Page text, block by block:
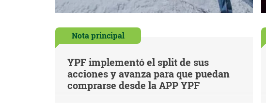
Nota principal
YPF implementó el split de sus
acciones y avanza para que puedan
comprarse desde la APP YPF